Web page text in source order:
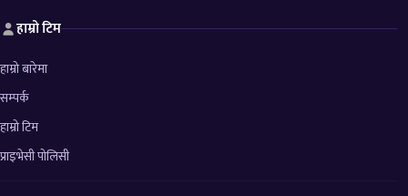
हाम्रो टिम
हाम्रो बारेमा
सम्पर्क
हाम्रो टिम
प्राइभेसी पोलिसी